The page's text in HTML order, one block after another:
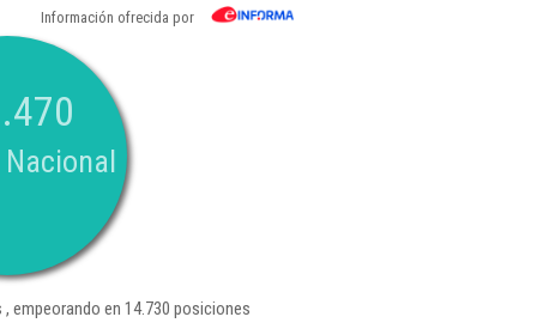
Información ofrecida por
empeorando en 14.730 posiciones